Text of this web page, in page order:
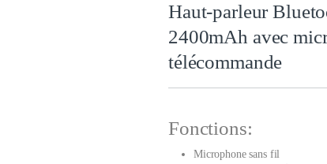
Haut-parleur
2400mAh avec
télécommande
Fonctions:
Microphone sans fil